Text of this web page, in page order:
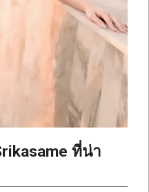
ที่น่า